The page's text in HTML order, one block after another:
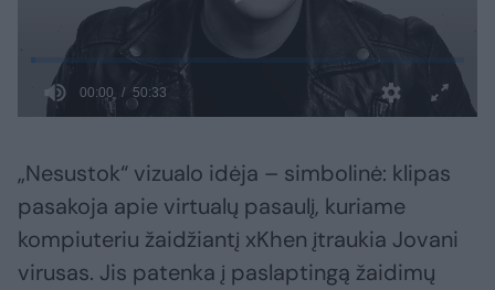
„Nesustok“ vizualo idėja – simbolinė: klipas
pasakoja apie virtualų pasaulį, kuriame
kompiuteriu žaidžiantį xKhen įtraukia Jovani
virusas. Jis patenka į paslaptingą žaidimų